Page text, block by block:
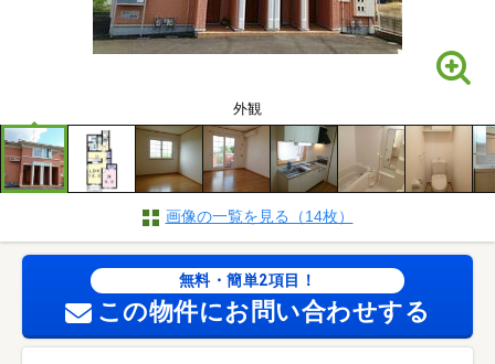
外観
画像の一覧を見る（14枚）
無料・簡単2項目！
この物件にお問い合わせする